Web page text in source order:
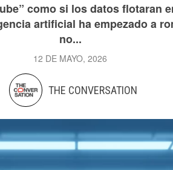
como si los datos flotaran
artificial ha empezado a
no...
12 DE MAYO, 2026
THE CONVERSATION